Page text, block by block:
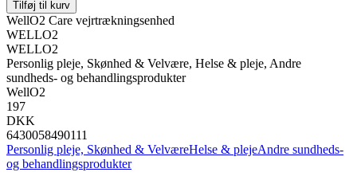
Tilføj til kurv
WellO2 Care vejrtrækningsenhed
WELLO2
WELLO2
Personlig pleje, Skønhed & Velvære, Helse & pleje, Andre
sundheds- og behandlingsprodukter
WellO2
197
DKK
6430058490111
Personlig pleje, Skønhed & VelværeHelse & plejeAndre sundheds-
og behandlingsprodukter